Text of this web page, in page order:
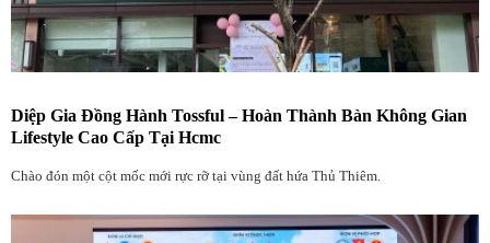
Diệp Gia Đồng Hành Tossful – Hoàn Thành Bàn Không Gian
Lifestyle Cao Cấp Tại Hcmc
Chào đón một cột mốc mới rực rỡ tại vùng đất hứa Thủ Thiêm.